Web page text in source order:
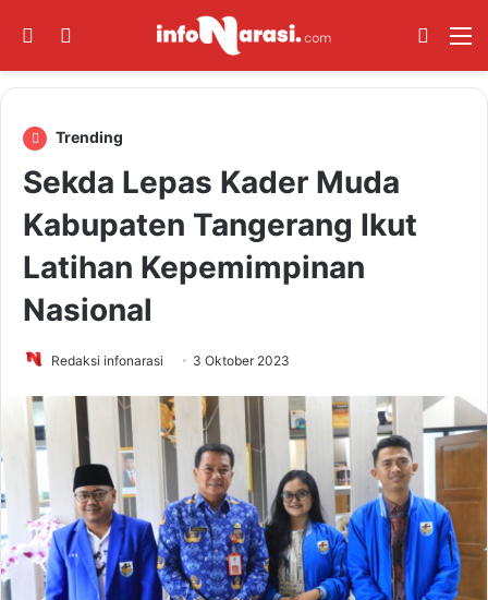
Switch skin Cari
Trending
Sekda Lepas Kader Muda
Kabupaten Tangerang Ikut
Latihan Kepemimpinan
Nasional
Redaksi infonarasi 3 Oktober 2023